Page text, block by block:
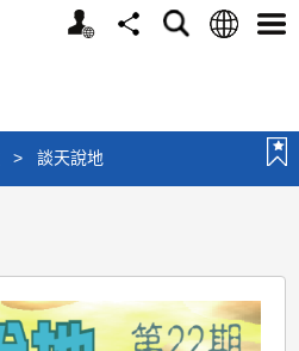
個
分
搜
語
選
> 談天說地